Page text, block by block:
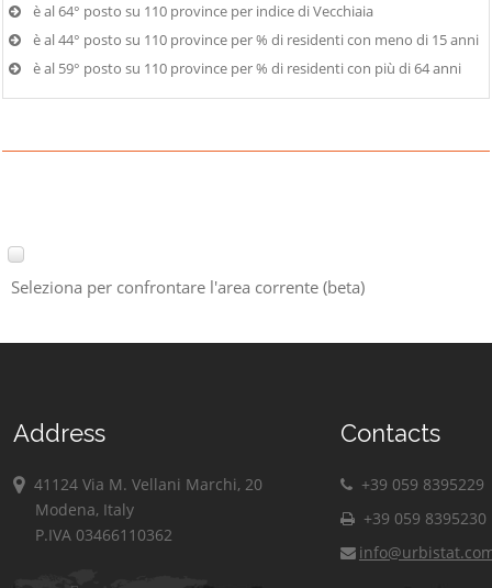
è al 64° posto su 110 province per indice di Vecchiaia
è al 44° posto su 110 province per % di residenti con meno di 15 anni
è al 59° posto su 110 province per % di residenti con più di 64 anni
Seleziona per confrontare l'area corrente (beta)
Address
41124 Via M. Vellani Marchi, 20
Modena, Italy
P.IVA 03466110362
Contacts
+39 059 8395229
+39 059 8395230